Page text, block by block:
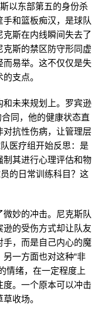
以东部第五的身份杀
和篮板痴汉，是球队
斯在内线瞬间失去了
斯的禁区防守形同虚
易举。这不仅仅是失
支点。
和未来规划上。罗宾逊
同，他的健康状态直
抗性伤病，让管理层
医疗组开始反思：是
其进行心理评估和物
的日常训练科目？这
妙的冲击。尼克斯队
的受伤方式却让队友
，而是自己内心的魔
一方面也对这种“非
情绪，在一定程度上
。一个原本可以冲击
收场。